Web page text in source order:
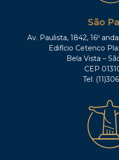
São
Av. Paulista, 1842, 16º
Edifício Cetenco
Bela Vista –
CEP
Tel: